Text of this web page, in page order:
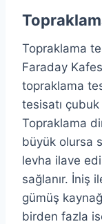
Topraklama
Faraday
topraklama
tesisatı çubuk
Topraklama
büyük olursa
levha ilave
sağlanır. İniş
gümüş
birden fazla